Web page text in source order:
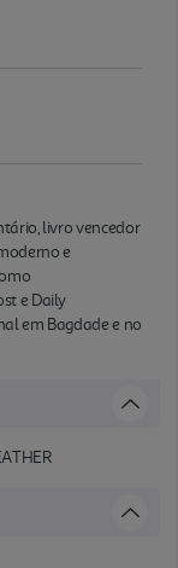
livro vencedor
e
e Daily
em Bagdade e no